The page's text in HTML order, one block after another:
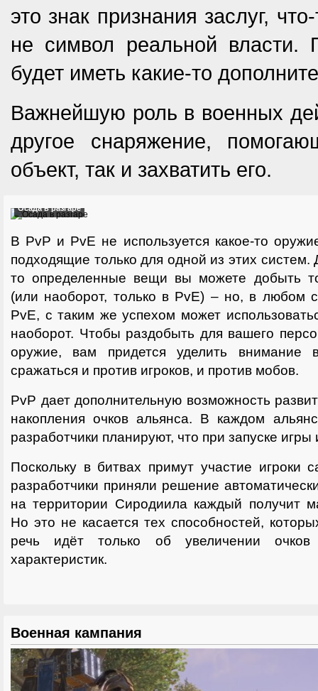
это знак признания заслуг,
не символ реальной власти.
будет иметь какие-то
Важнейшую роль в военных
другое снаряжение,
объект, так и захватить его.
Осада в разгаре
В PvP и PvE не используется какое-то
подходящие только для одной из этих систем.
то определенные вещи вы можете добыть
(или наоборот, только в PvE) – но, в любом
PvE, с таким же успехом может
наоборот. Чтобы раздобыть для вашего
оружие, вам придется уделить внимание
сражаться и против игроков, и против мобов.
PvP дает дополнительную возможность
накопления очков альянса. В каждом
разработчики планируют, что при запуске игры
Поскольку в битвах примут участие игроки
разработчики приняли решение
на территории Сиродиила каждый получит
Но это не касается тех способностей,
речь идёт только об увеличении
характеристик.
Военная кампания